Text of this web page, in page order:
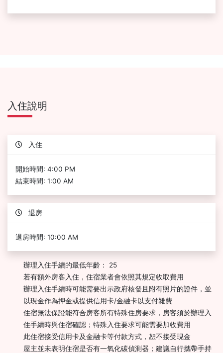
入住說明
入住
開始時間: 4:00 PM
結束時間: 1:00 AM
退房
退房時間: 10:00 AM
辦理入住手續的最低年齡： 25
若有額外房客入住，住宿業者會依照其規定收取費用
辦理入住手續時可能需要出示政府核發且附有照片的證件，並
以現金作為押金或提供信用卡/金融卡以支付雜費
住宿無法保證能符合房客所有特殊住房要求，房客須於辦理入
住手續時與住宿確認；特殊入住要求可能需要加收費用
此住宿接受信用卡及金融卡等付款方式，恕不接受現金
屋主並未表明住宿是否有一氧化碳偵測器；建議自行攜帶手持